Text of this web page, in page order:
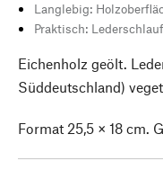
Langlebig:
Praktisch:
Eichenholz geölt.
Süddeutschland)
Format 25,5 × 18 cm.